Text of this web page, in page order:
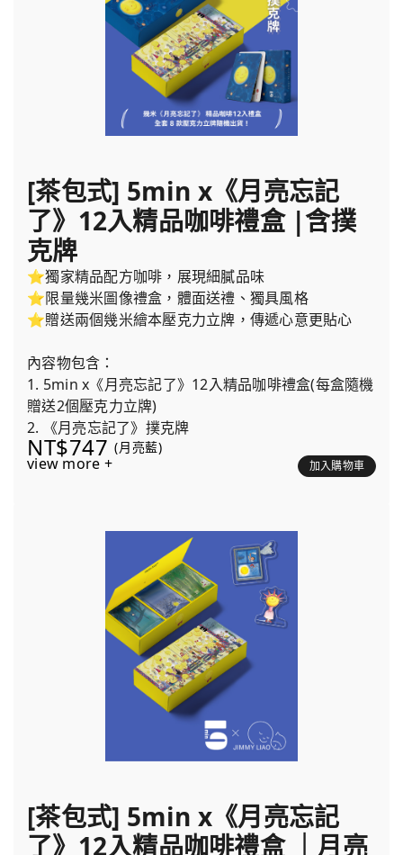
[茶包式] 5min x《月亮忘記
了》12入精品咖啡禮盒 |含撲
克牌
⭐獨家精品配方咖啡，展現細膩品味
⭐限量幾米圖像禮盒，體面送禮、獨具風格
⭐贈送兩個幾米繪本壓克力立牌，傳遞心意更貼心
內容物包含：
1. 5min x《月亮忘記了》12入精品咖啡禮盒(每盒隨機
贈送2個壓克力立牌)
2. 《月亮忘記了》撲克牌
NT$747 (月亮藍)
view more + 加入購物車
[茶包式] 5min x《月亮忘記
了》12入精品咖啡禮盒 ｜月亮